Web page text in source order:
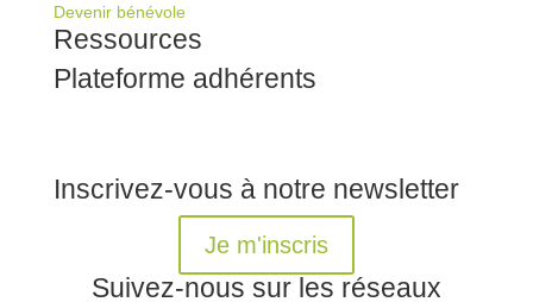
Devenir bénévole
Ressources
Plateforme adhérents
Inscrivez-vous à notre newsletter
Je m'inscris
Suivez-nous sur les réseaux